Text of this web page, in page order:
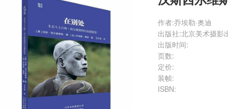
作者:乔埃勒·奥迪
出版社:北京美术摄影
出版时间:
页数:
定价:
装帧:
ISBN: